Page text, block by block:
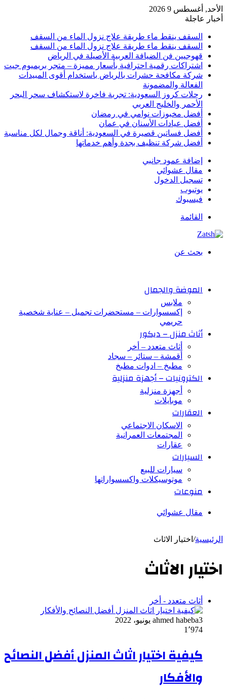
الأحد, أغسطس 9 2026
أخبار عاجلة
السقف ينقط ماء طريقة علاج نزول الماء من السقف
السقف ينقط ماء طريقة علاج نزول الماء من السقف
قهوجيين فن الضيافة العربية الأصيلة في الرياض
اشتراكات رقمية احترافية بأسعار مميزة – متجر بريميوم جيت
شركة مكافحة حشرات بالرياض باستخدام أقوى المبيدات
الفعالة والمضمونة
رحلات كروز السعودية: تجربة فاخرة لاستكشاف سحر البحر
الأحمر والخليج العربي
أفضل مخبوزات نوامي في رمضان
أفضل عيادات الأسنان في عمان
أفضل فساتين قصيرة في السعودية: أناقة وجمال لكل مناسبة
أفضل شركة تنظيف بجدة وأهم خدماتها
إضافة عمود جانبي
مقال عشوائي
تسجيل الدخول
يوتيوب
فيسبوك
القائمة
بحث عن
الموضة والجمال
ملابس
إكسسوارات – مستحضرات تجميل – عناية شخصية
حريمي
أثاث منزل – ديكور
أثاث متعدد – أخر
أقمشة – ستائر – سجاد
مطبخ – ادوات مطبخ
الكترونيات – أجهزة منزلية
أجهزة منزلية
موبايلات
العقارات
الاسكان الاجتماعي
المجتمعات العمرانية
عقارات
السيارات
سيارات للبيع
موتوسيكلات واكسسواراتها
منوعات
مقال عشوائي
الرئيسية/ اختيار الاثاث
اختيار الاثاث
أثاث متعدد - أخر
ahmed habeba3 يونيو، 2022
1٬974
كيفية اختيار اثاث المنزل أفضل النصائح
والأفكار